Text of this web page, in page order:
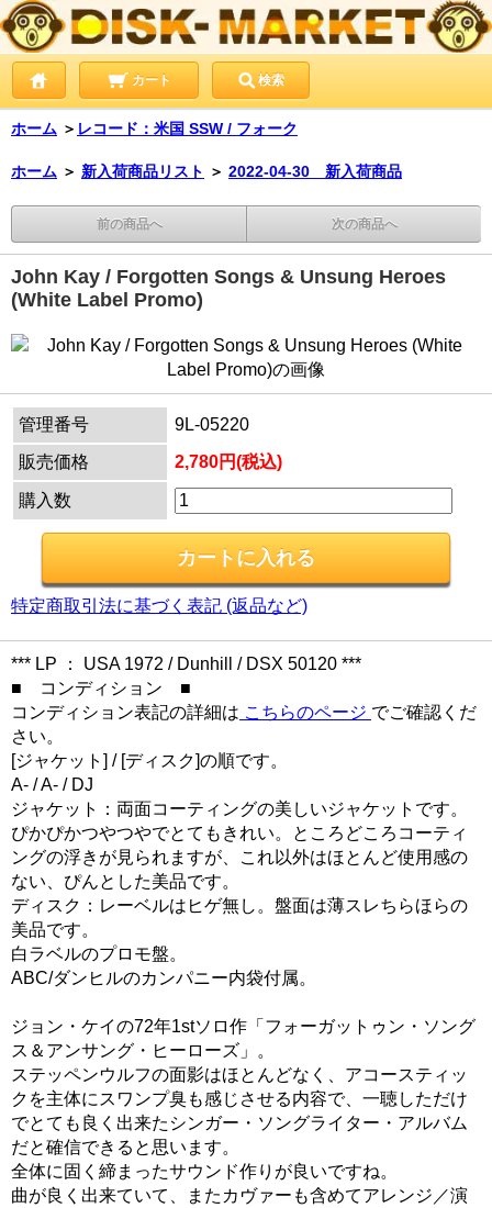
カート 検索
ホーム ＞ レコード：米国 SSW / フォーク
ホーム ＞ 新入荷商品リスト ＞ 2022-04-30 新入荷商品
前の商品へ 次の商品へ
John Kay / Forgotten Songs & Unsung Heroes
(White Label Promo)
管理番号
9L-05220
販売価格
2,780円(税込)
購入数
特定商取引法に基づく表記 (返品など)
*** LP ： USA 1972 / Dunhill / DSX 50120 ***
■ コンディション ■
コンディション表記の詳細は こちらのページ でご確認くだ
さい。
[ジャケット] / [ディスク]の順です。
A- / A- / DJ
ジャケット：両面コーティングの美しいジャケットです。
ぴかぴかつやつやでとてもきれい。ところどころコーティ
ングの浮きが見られますが、これ以外はほとんど使用感の
ない、ぴんとした美品です。
ディスク：レーベルはヒゲ無し。盤面は薄スレちらほらの
美品です。
白ラベルのプロモ盤。
ABC/ダンヒルのカンパニー内袋付属。
ジョン・ケイの72年1stソロ作「フォーガットゥン・ソング
ス＆アンサング・ヒーローズ」。
ステッペンウルフの面影はほとんどなく、アコースティッ
クを主体にスワンプ臭も感じさせる内容で、一聴しただけ
でとても良く出来たシンガー・ソングライター・アルバム
だと確信できると思います。
全体に固く締まったサウンド作りが良いですね。
曲が良く出来ていて、またカヴァーも含めてアレンジ／演